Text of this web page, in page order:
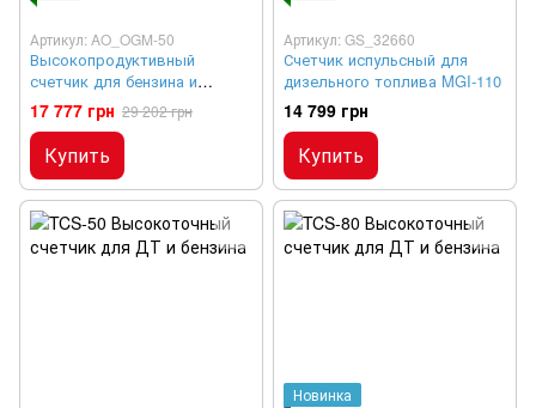
Артикул: AO_OGM-50
Высокопродуктивный
счетчик для бензина и
дизельного топлива OGM-50
17 777 грн 29 202 грн
Купить
Артикул: GS_32660
Счетчик испульсный для
дизельного топлива MGI-110
14 799 грн
Купить
Новинка